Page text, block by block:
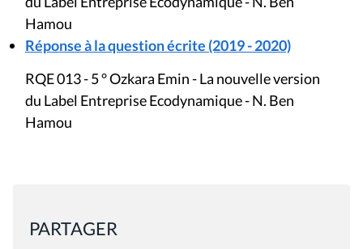
Hamou
Réponse à la question écrite (2019 - 2020)
RQE 013 - 5 ° Ozkara Emin - La nouvelle version
du Label Entreprise Ecodynamique - N. Ben
Hamou
PARTAGER